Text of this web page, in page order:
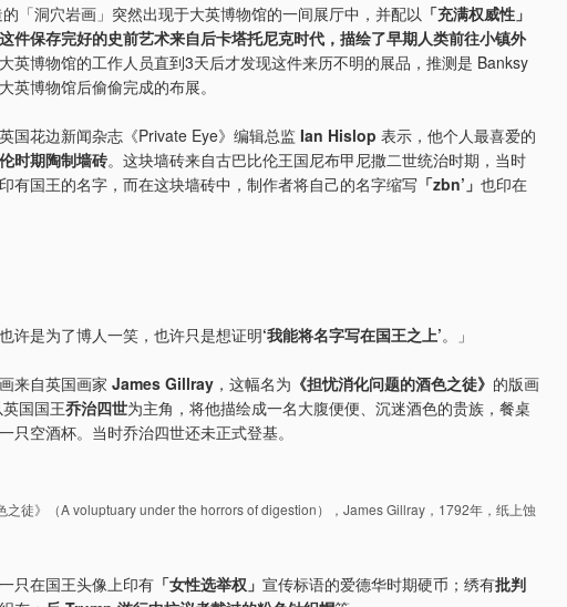
「洞穴岩画」突然出现于大英博物馆的一间展厅中，并配以 「充满权威性」
这件保存完好的史前艺术来自后卡塔托尼克时代，描绘了早期人类前往小镇外
英博物馆的工作人员直到3天后才发现这件来历不明的展品，推测是 Banksy
英博物馆后偷偷完成的布展。
国花边新闻杂志《Private Eye》编辑总监 Ian Hislop 表示，他个人最喜爱的
时期陶制墙砖。这块墙砖来自古巴比伦王国尼布甲尼撒二世统治时期，当时
有国王的名字，而在这块墙砖中，制作者将自己的名字缩写 「zbn’」 也印在
许是为了博人一笑，也许只是想证明‘我能将名字写在国王之上’。」
来自英国画家 James Gillray ，这幅名为 《担忧消化问题的酒色之徒》 的版画
国国王乔治四世为主角，将他描绘成一名大腹便便、沉迷酒色的贵族，餐桌
只空酒杯。当时乔治四世还未正式登基。
之徒》（A voluptuary under the horrors of digestion），James Gillray，1792年，纸上蚀
只在国王头像上印有 「女性选举权」 宣传标语的爱德华时期硬币；绣有批判